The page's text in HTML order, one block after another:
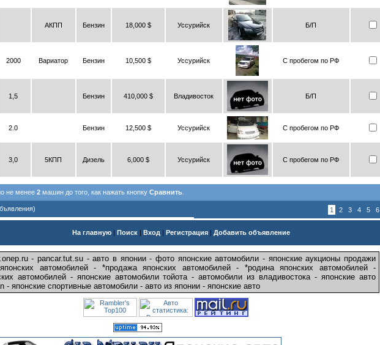
АКПП Бензин 18,000 $ Уссурийск Б/П
2000 Вариатор Бензин 10,500 $ Уссурийск С пробегом по РФ
1,5 Бензин 410,000 $ Владивосток Б/П
2.0 Бензин 12,500 $ Уссурийск С пробегом по РФ
3,0 5КПП Дизель 6,000 $ Уссурийск С пробегом по РФ
не менее 2машин до того, как нажать кнопку Сравнить.
1 2 3 4 5 6
На главную | Поиск | Вход | Регистрация | Добавить объявление
- pancar.tut.su - авто в японии - фото японские автомобили - японские аукционы продажи
автомобилей - *продажа японских автомобилей - *родина японских автомобилей -
автомобилей - японские автомобили тойота - автомобили из владивостока - японские авто
- японские спортивные автомобили - авто из японии - японские авто